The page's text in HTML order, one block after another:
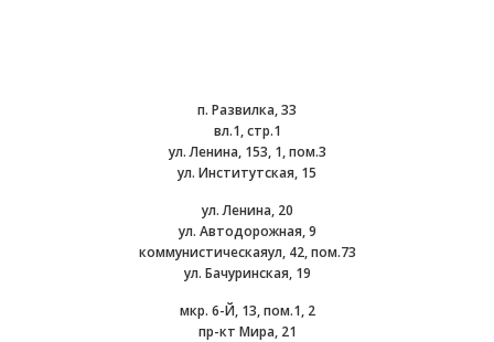
п. Развилка, 33
вл.1, стр.1
ул. Ленина, 153, 1, пом.3
ул. Институтская, 15
ул. Ленина, 20
ул. Автодорожная, 9
коммунистическаяул, 42, пом.73
ул. Бачуринская, 19
мкр. 6-Й, 13, пом.1, 2
пр-кт Мира, 21